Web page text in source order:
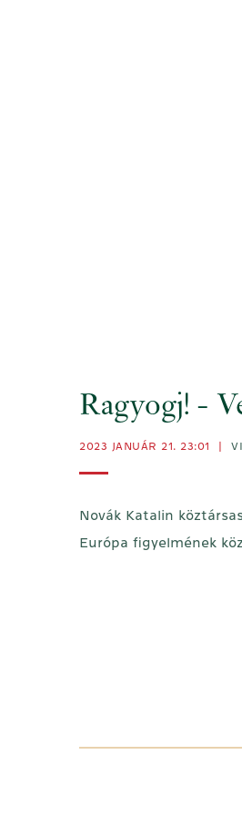
Ragyogj! -
2023 JANUÁR 21. 23:01
Novák Katalin
Európa figyelmének